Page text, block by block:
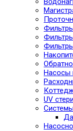
Насосы
UV